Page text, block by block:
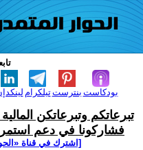
تيلكرامبنترست بودكاست
تبرعاتكم وتبرعاتكن
فشاركونا في دعم
[اشترك في قناة